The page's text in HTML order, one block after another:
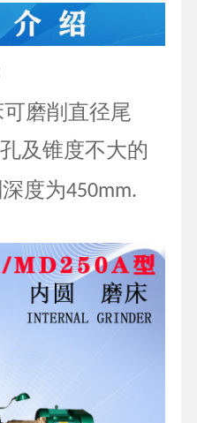
磨削直径尾
及锥度不大的
度为450mm.